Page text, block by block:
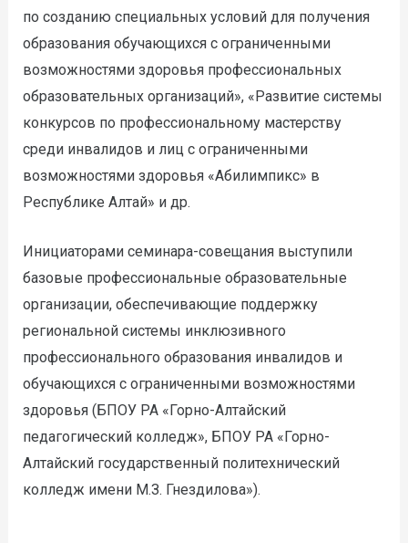
по созданию специальных условий для получения
образования обучающихся с ограниченными
возможностями здоровья профессиональных
образовательных организаций», «Развитие системы
конкурсов по профессиональному мастерству
среди инвалидов и лиц с ограниченными
возможностями здоровья «Абилимпикс» в
Республике Алтай» и др.
Инициаторами семинара-совещания выступили
базовые профессиональные образовательные
организации, обеспечивающие поддержку
региональной системы инклюзивного
профессионального образования инвалидов и
обучающихся с ограниченными возможностями
здоровья (БПОУ РА «Горно-Алтайский
педагогический колледж», БПОУ РА «Горно-
Алтайский государственный политехнический
колледж имени М.З. Гнездилова»).